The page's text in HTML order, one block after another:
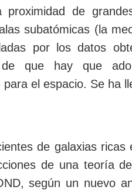
proximidad de
subatómicas (la
por los datos
que hay que
el espacio. Se ha
de galaxias
de una teoría
según un nuevo